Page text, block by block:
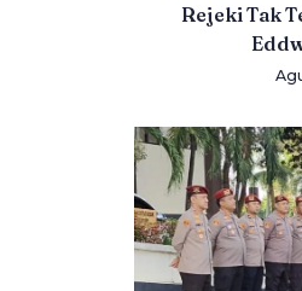
Rejeki Tak